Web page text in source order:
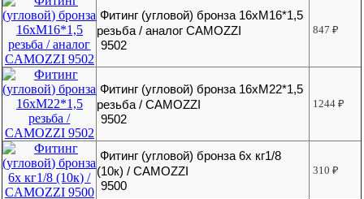
Фитинг (угловой) бронза 16хМ16*1,5
резьба / аналог CAMOZZI
9502
847₽
Фитинг (угловой) бронза 16хМ22*1,5
резьба / CAMOZZI
9502
1244₽
Фитинг (угловой) бронза 6х кг1/8
(10к) / CAMOZZI
9500
310₽